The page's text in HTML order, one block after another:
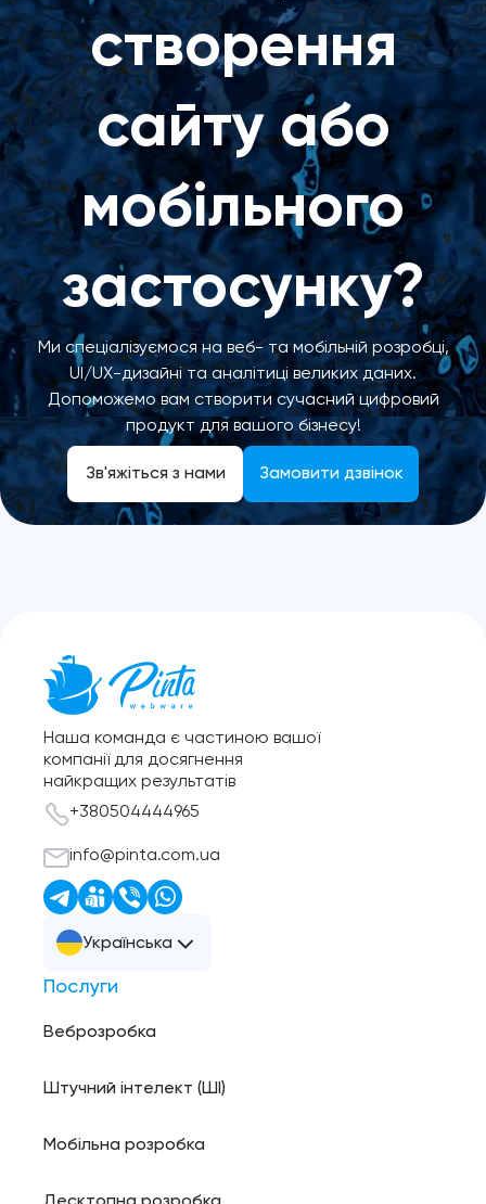
створення
сайту або
мобільного
застосунку?
Ми спеціалізуємося на веб- та мобільній розробці,
UI/UX-дизайні та аналітиці великих даних.
Допоможемо вам створити сучасний цифровий
продукт для вашого бізнесу!
Зв'яжіться з нами Замовити дзвінок
Наша команда є частиною вашої
компанії для досягнення
найкращих результатів
+380504444965
info@pinta.com.ua
Українська
Послуги
Веброзробка
Штучний інтелект (ШI)
Мобільна розробка